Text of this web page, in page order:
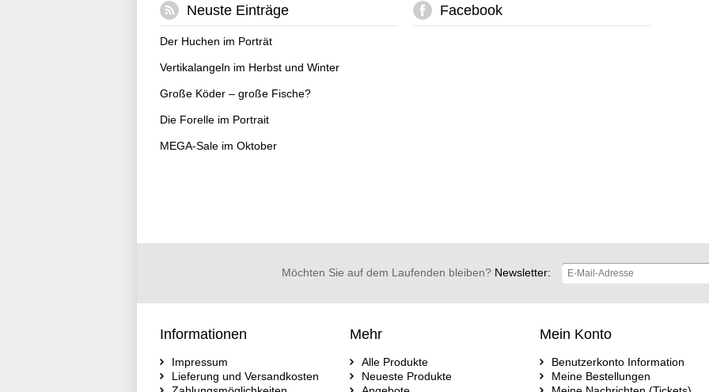
Neuste Einträge
Der Huchen im Porträt
Vertikalangeln im Herbst und Winter
Große Köder – große Fische?
Die Forelle im Portrait
MEGA-Sale im Oktober
Facebook
Möchten Sie auf dem Laufenden bleiben?Newsletter:
Informationen
Impressum
Lieferung und Versandkosten
Mehr
Alle Produkte
Neueste Produkte
Mein Konto
Benutzerkonto Information
Meine Bestellungen